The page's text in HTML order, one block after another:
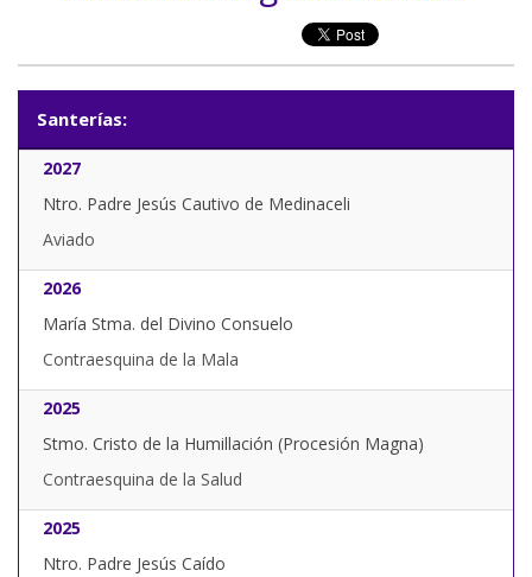
Santerías:
2027
Ntro. Padre Jesús Cautivo de Medinaceli
Aviado
2026
María Stma. del Divino Consuelo
Contraesquina de la Mala
2025
Stmo. Cristo de la Humillación (Procesión Magna)
Contraesquina de la Salud
2025
Ntro. Padre Jesús Caído